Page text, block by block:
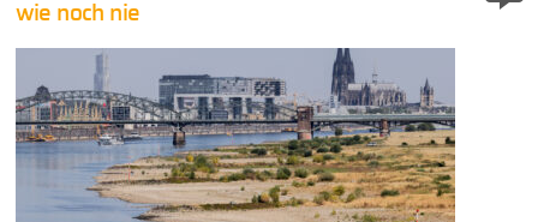
wie noch nie